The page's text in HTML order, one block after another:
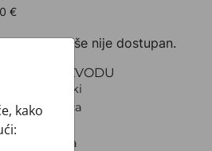
€
proizvod više nije dostupan.
O PROIZVODU
Tematski
S dva lica
Pleter
Ljubičasta
kako